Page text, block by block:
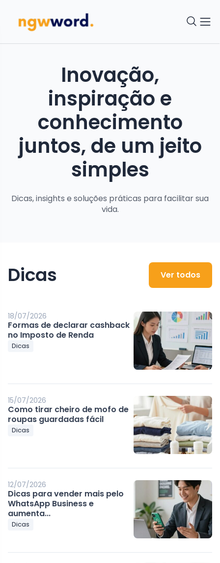
Inovação,
inspiração e
conhecimento
juntos, de um jeito
simples
Dicas, insights e soluções práticas para facilitar sua
vida.
Dicas Ver todos
18/07/2026
Formas de declarar cashback
no Imposto de Renda
Dicas
15/07/2026
Como tirar cheiro de mofo de
roupas guardadas fácil
Dicas
12/07/2026
Dicas para vender mais pelo
WhatsApp Business e
aumenta...
Dicas